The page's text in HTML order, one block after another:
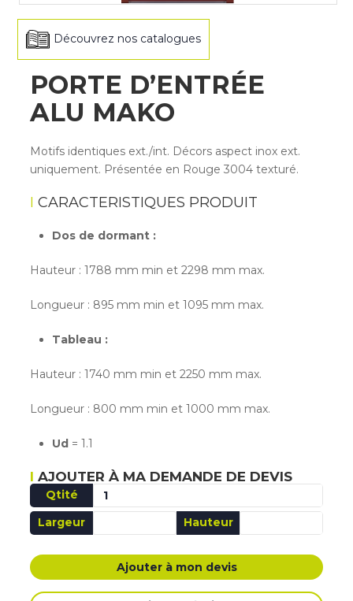
Découvrez nos catalogues
PORTE D’ENTRÉE
ALU MAKO
Motifs identiques ext./int. Décors aspect inox ext.
uniquement. Présentée en Rouge 3004 texturé.
CARACTERISTIQUES PRODUIT
Dos de dormant :
Hauteur : 1788 mm min et 2298 mm max.
Longueur : 895 mm min et 1095 mm max.
Tableau :
Hauteur : 1740 mm min et 2250 mm max.
Longueur : 800 mm min et 1000 mm max.
Ud = 1.1
AJOUTER À MA DEMANDE DE DEVIS
Qtité
Largeur
Hauteur
Ajouter à mon devis